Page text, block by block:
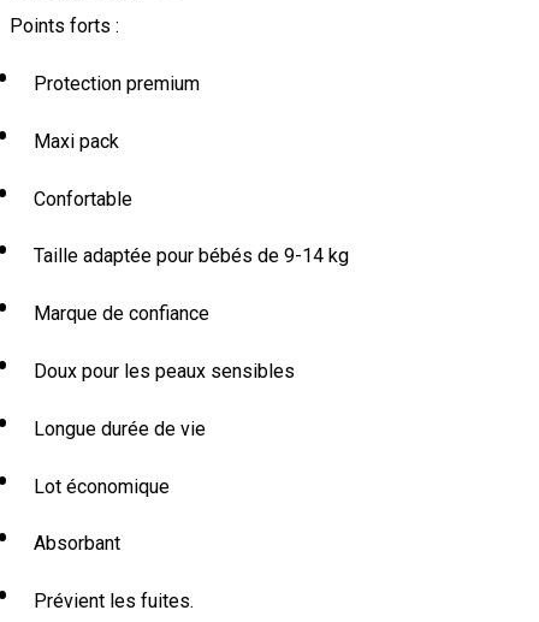
Points forts :
Protection premium
Maxi pack
Confortable
Taille adaptée pour bébés de 9-14 kg
Marque de confiance
Doux pour les peaux sensibles
Longue durée de vie
Lot économique
Absorbant
Prévient les fuites.